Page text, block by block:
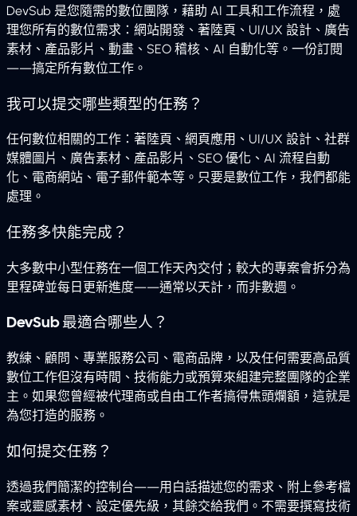
DevSub 是您隨需的數位團隊，藉助 AI 工具和工作流程，處
理您所有的數位需求：網站開發、著陸頁、UI/UX 設計、廣告
素材、產品影片、動畫、SEO 稽核、AI 自動化等。一份訂閱
——搞定所有數位工作。
我可以提交哪些類型的任務？
任何數位相關的工作：著陸頁、網頁應用、UI/UX 設計、社群
媒體圖片、廣告素材、產品影片、SEO 優化、AI 流程自動
化、電商網站、電子郵件範本等。只要是數位工作，我們都能
處理。
任務多快能完成？
大多數中小型任務在一個工作天內交付；較大的專案會拆分為
里程碑並每日更新進度——通常以天計，而非數週。
DevSub 最適合哪些人？
教練、顧問、專業服務公司、電商品牌，以及任何需要高品質
數位工作但沒有時間、技術能力或預算來組建完整團隊的企業
主。如果您曾經被代理商或自由工作者搞得焦頭爛額，這就是
為您打造的服務。
如何提交任務？
透過我們簡潔的控制台——用白話描述您的需求、附上參考檔
案或靈感素材、設定優先級，其餘交給我們。不需要撰寫技術